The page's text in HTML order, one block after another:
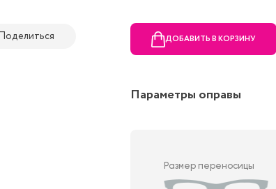
ДОБАВИТЬ В КОРЗИНУ
Параметры оправы
Размер переносицы